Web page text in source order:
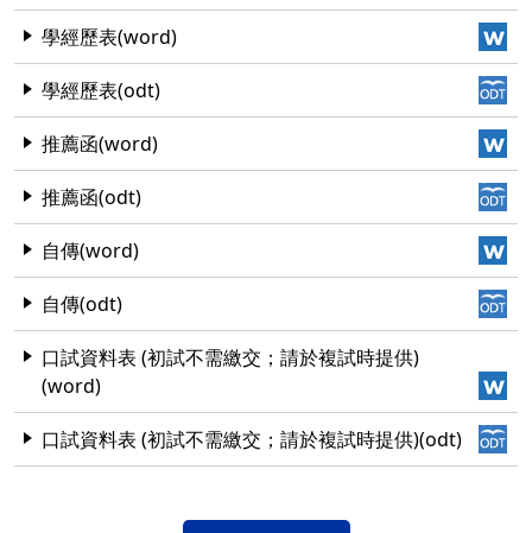
學經歷表(word)
學經歷表(odt)
推薦函(word)
推薦函(odt)
自傳(word)
自傳(odt)
口試資料表 (初試不需繳交；請於複試時提供)
(word)
口試資料表 (初試不需繳交；請於複試時提供)(odt)